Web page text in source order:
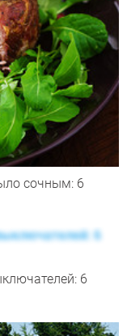
сочным: 6
6